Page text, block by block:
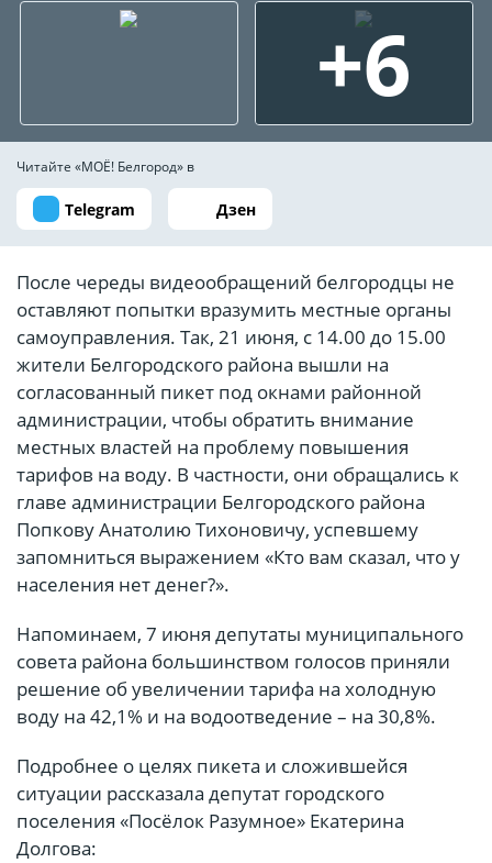
+6
Читайте «МОЁ! Белгород» в
Telegram Дзен
После череды видеообращений белгородцы не
оставляют попытки вразумить местные органы
самоуправления. Так, 21 июня, с 14.00 до 15.00
жители Белгородского района вышли на
согласованный пикет под окнами районной
администрации, чтобы обратить внимание
местных властей на проблему повышения
тарифов на воду. В частности, они обращались к
главе администрации Белгородского района
Попкову Анатолию Тихоновичу, успевшему
запомниться выражением «Кто вам сказал, что у
населения нет денег?».
Напоминаем, 7 июня депутаты муниципального
совета района большинством голосов приняли
решение об увеличении тарифа на холодную
воду на 42,1% и на водоотведение – на 30,8%.
Подробнее о целях пикета и сложившейся
ситуации рассказала депутат городского
поселения «Посёлок Разумное» Екатерина
Долгова: